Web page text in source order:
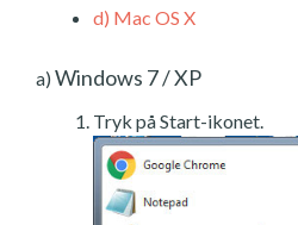
d) Mac OS X
a) Windows 7 / XP
Tryk på Start-ikonet.